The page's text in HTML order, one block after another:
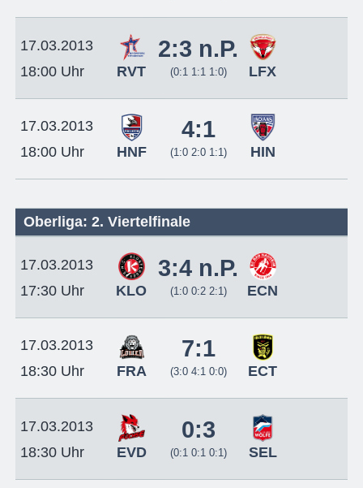
17.03.2013
18:00 Uhr
RVT
2:3 n.P.
(0:1 1:1 1:0) LFX
17.03.2013
18:00 Uhr
HNF
4:1
(1:0 2:0 1:1) HIN
Oberliga: 2. Viertelfinale
17.03.2013
17:30 Uhr
KLO
3:4 n.P.
(1:0 0:2 2:1) ECN
17.03.2013
18:30 Uhr
FRA
7:1
(3:0 4:1 0:0) ECT
17.03.2013
18:30 Uhr
EVD
0:3
(0:1 0:1 0:1) SEL